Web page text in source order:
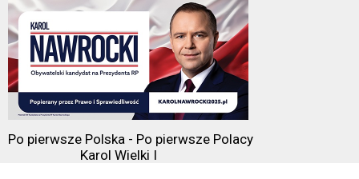
Po pierwsze Polska - Po pierwsze Polacy
Karol Wielki I